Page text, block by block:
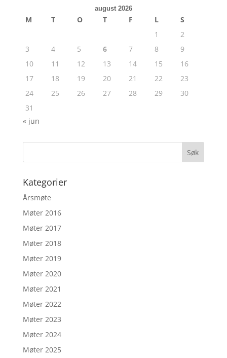
august 2026
M T O T F L
S
1
2
3
4 5 6 7 8
9
10
11 12 13 14 15
16
17
18 19 20 21 22
23
24
25 26 27 28 29
30
31
« jun
Kategorier
Årsmøte
Møter 2016
Møter 2017
Møter 2018
Møter 2019
Møter 2020
Møter 2021
Møter 2022
Møter 2023
Møter 2024
Møter 2025